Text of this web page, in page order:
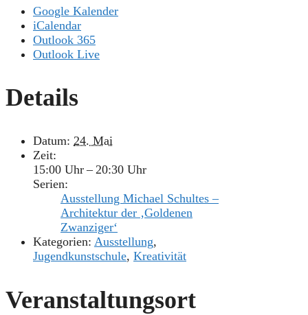
Google Kalender
iCalendar
Outlook 365
Outlook Live
Details
Datum: 24. Mai
Zeit:
15:00 Uhr – 20:30 Uhr
Serien:
Ausstellung Michael Schultes –
Architektur der ‚Goldenen
Zwanziger‘
Kategorien: Ausstellung,
Jugendkunstschule, Kreativität
Veranstaltungsort